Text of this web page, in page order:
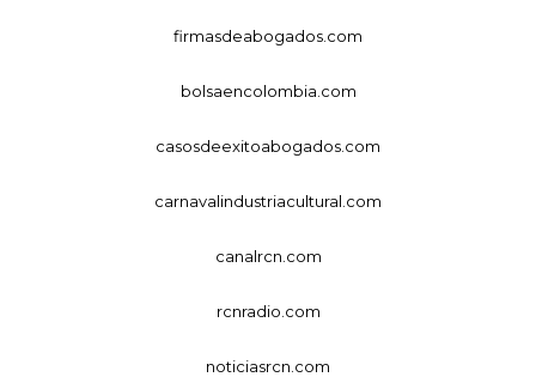
firmasdeabogados.com
bolsaencolombia.com
casosdeexitoabogados.com
carnavalindustriacultural.com
canalrcn.com
rcnradio.com
noticiasrcn.com